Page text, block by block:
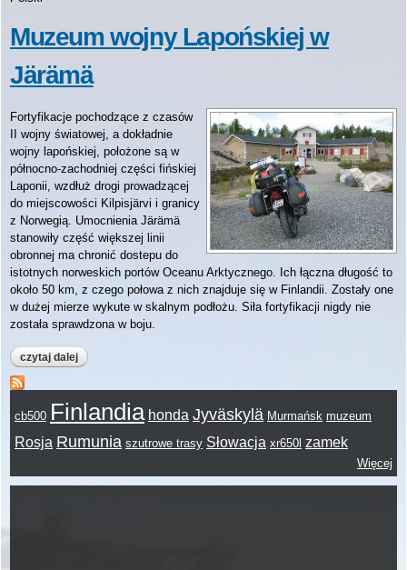
Muzeum wojny Lapońskiej w
Järämä
Fortyfikacje pochodzące z czasów
II wojny światowej, a dokładnie
wojny lapońskiej, położone są w
północno-zachodniej części fińskiej
Laponii, wzdłuż drogi prowadzącej
do miejscowości Kilpisjärvi i granicy
z Norwegią. Umocnienia Järämä
stanowiły część większej linii
obronnej ma chronić dostepu do
istotnych norweskich portów Oceanu Arktycznego. Ich łączna długość to
około 50 km, z czego połowa z nich znajduje się w Finlandii. Zostały one
w dużej mierze wykute w skalnym podłożu. Siła fortyfikacji nigdy nie
została sprawdzona w boju.
czytaj dalej wpis muzeum wojny lapońskiej w järämä
cb500 Finlandia honda Jyväskylä Murmańsk muzeum
Rosja Rumunia szutrowe trasy Słowacja xr650l zamek
Więcej